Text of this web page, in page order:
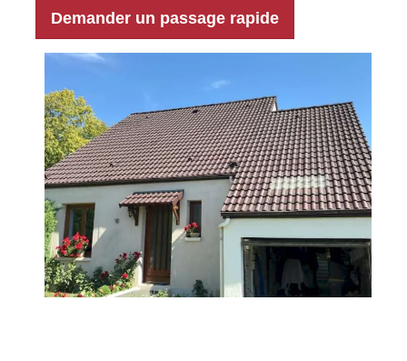
Demander un passage rapide